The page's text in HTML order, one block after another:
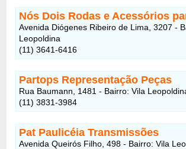
Nós Dois Rodas e Acessórios
Avenida Diógenes Ribeiro de Lima, 3207 -
Leopoldina
(11) 3641-6416
Partops Representação Peças
Rua Baumann, 1481 - Bairro: Vila
(11) 3831-3984
Pat Paulicéia Transmissões
Avenida Queirós Filho, 498 - Bairro: Vila